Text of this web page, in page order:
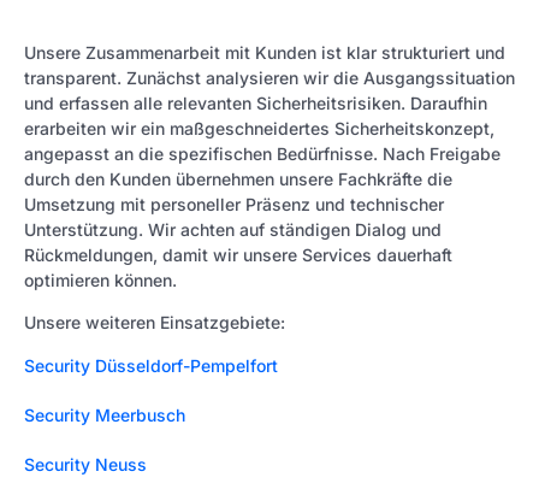
Unsere Zusammenarbeit mit Kunden ist klar strukturiert und
transparent. Zunächst analysieren wir die Ausgangssituation
und erfassen alle relevanten Sicherheitsrisiken. Daraufhin
erarbeiten wir ein maßgeschneidertes Sicherheitskonzept,
angepasst an die spezifischen Bedürfnisse. Nach Freigabe
durch den Kunden übernehmen unsere Fachkräfte die
Umsetzung mit personeller Präsenz und technischer
Unterstützung. Wir achten auf ständigen Dialog und
Rückmeldungen, damit wir unsere Services dauerhaft
optimieren können.
Unsere weiteren Einsatzgebiete:
Security Düsseldorf-Pempelfort
Security Meerbusch
Security Neuss